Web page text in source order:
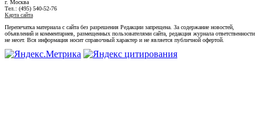
г. Москва
Тел.: (495) 540-52-76
Карта сайта
Перепечатка материала с сайта без разрешения Редакции запрещена. За содержание новостей,
объявлений и комментариев, размещенных пользователями сайта, редакция журнала ответственности
не несет. Вся информация носит справочный характер и не является публичной офертой.